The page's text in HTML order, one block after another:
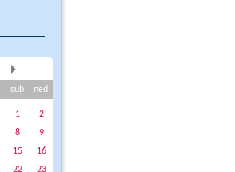
sub ned
1
2
8
9
15
16
22
23